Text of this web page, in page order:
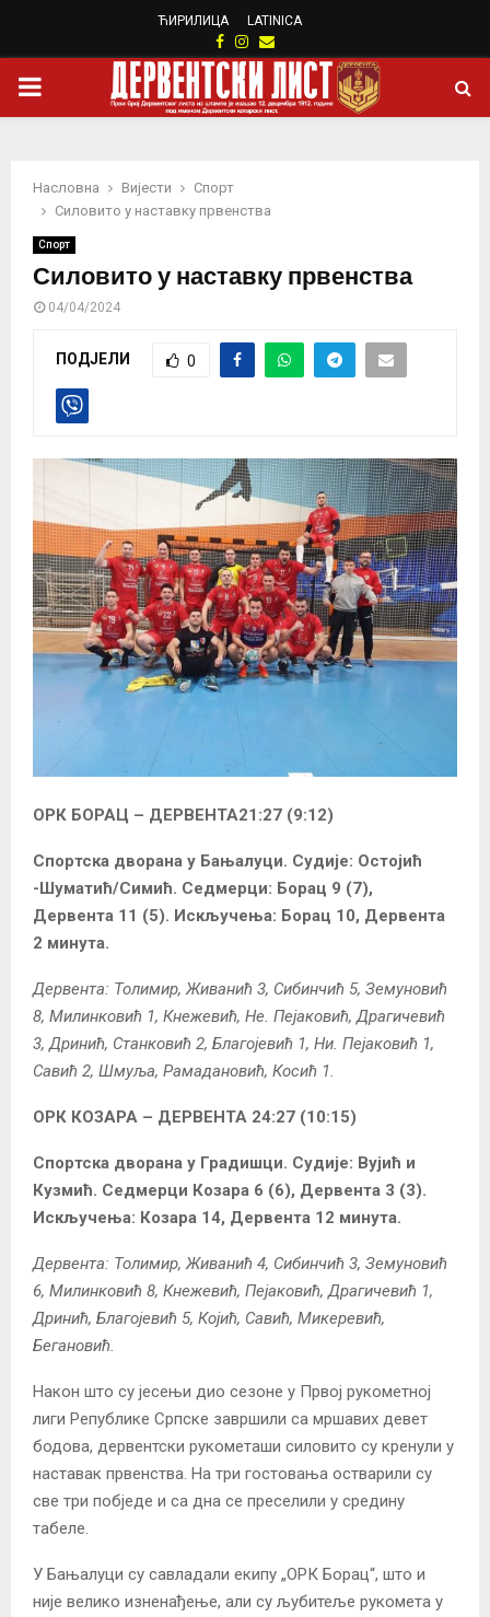
ЋИРИЛИЦА LATINICA
Facebook
Instagram
Email
PRIMARY
Насловна Вијести
Спорт
Силовито у наставку првенства
Спорт
Силовито у наставку првенства
04/04/2024
ПОДЈЕЛИ 0
ОРК БОРАЦ – ДЕРВЕНТА21:27 (9:12)
Спортска дворана у Бањалуци. Судије: Остојић
-Шуматић/Симић. Седмерци: Борац 9 (7),
Дервента 11 (5). Искључења: Борац 10, Дервента
2 минута.
Дервента: Толимир, Живанић 3, Сибинчић 5, Земуновић
8, Милинковић 1, Кнежевић, Не. Пејаковић, Драгичевић
3, Дринић, Станковић 2, Благојевић 1, Ни. Пејаковић 1,
Савић 2, Шмуља, Рамадановић, Косић 1.
ОРК КОЗАРА – ДЕРВЕНТА 24:27 (10:15)
Спортска дворана у Градишци. Судије: Вујић и
Кузмић. Седмерци Козара 6 (6), Дервента 3 (3).
Искључења: Козара 14, Дервента 12 минута.
Дервента: Толимир, Живанић 4, Сибинчић 3, Земуновић
6, Милинковић 8, Кнежевић, Пејаковић, Драгичевић 1,
Дринић, Благојевић 5, Којић, Савић, Микеревић,
Бегановић.
Након што су јесењи дио сезоне у Првој рукометној
лиги Републике Српске завршили са мршавих девет
бодова, дервентски рукометаши силовито су кренули у
наставак првенства. На три гостовања остварили су
све три побједе и са дна се преселили у средину
табеле.
У Бањалуци су савладали екипу „ОРК Борац“, што и
није велико изненађење, али су љубитеље рукомета у